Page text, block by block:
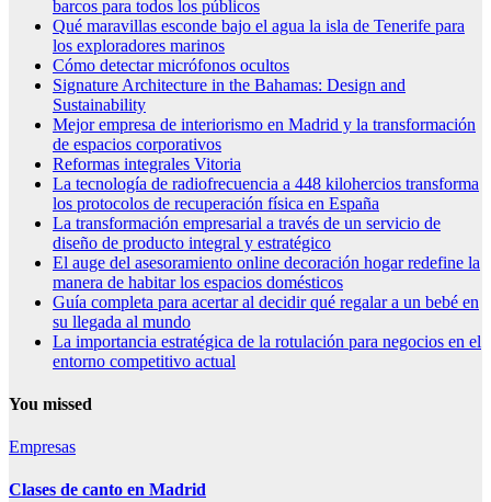
barcos para todos los públicos
Qué maravillas esconde bajo el agua la isla de Tenerife para
los exploradores marinos
Cómo detectar micrófonos ocultos
Signature Architecture in the Bahamas: Design and
Sustainability
Mejor empresa de interiorismo en Madrid y la transformación
de espacios corporativos
Reformas integrales Vitoria
La tecnología de radiofrecuencia a 448 kilohercios transforma
los protocolos de recuperación física en España
La transformación empresarial a través de un servicio de
diseño de producto integral y estratégico
El auge del asesoramiento online decoración hogar redefine la
manera de habitar los espacios domésticos
Guía completa para acertar al decidir qué regalar a un bebé en
su llegada al mundo
La importancia estratégica de la rotulación para negocios en el
entorno competitivo actual
You missed
Empresas
Clases de canto en Madrid